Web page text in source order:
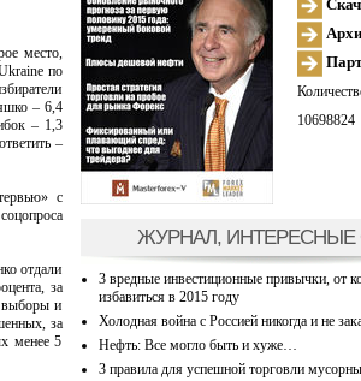
место,
по
– 6,4
– 1,3
–
с
отдали
за
выборы и
за
менее 5
10698824
ЖУРНАЛ, ИНТЕРЕСНЫЕ
3 вредные инвестиционные привычки, от
избавиться в 2015 году
Холодная война с Россией никогда и не
Нефть: Все могло быть и хуже…
3 правила для успешной торговли